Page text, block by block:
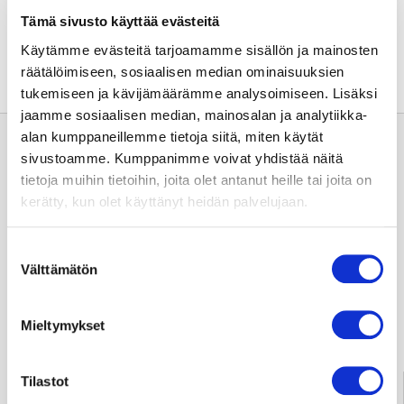
Tämä sivusto käyttää evästeitä
Käytämme evästeitä tarjoamamme sisällön ja mainosten
räätälöimiseen, sosiaalisen median ominaisuuksien
tukemiseen ja kävijämäärämme analysoimiseen. Lisäksi
jaamme sosiaalisen median, mainosalan ja analytiikka-
alan kumppaneillemme tietoja siitä, miten käytät
sivustoamme. Kumppanimme voivat yhdistää näitä
tietoja muihin tietoihin, joita olet antanut heille tai joita on
kerätty, kun olet käyttänyt heidän palvelujaan.
valinta
Välttämätön
Mieltymykset
Tilastot
Palve­lu­neu­vonta